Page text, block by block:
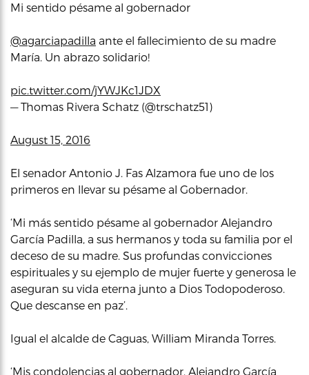
Mi sentido pésame al gobernador
@agarciapadilla ante el fallecimiento de su madre
María. Un abrazo solidario!
pic.twitter.com/jYWJKc1JDX
— Thomas Rivera Schatz (@trschatz51)
August 15, 2016
El senador Antonio J. Fas Alzamora fue uno de los
primeros en llevar su pésame al Gobernador.
‘Mi más sentido pésame al gobernador Alejandro
García Padilla, a sus hermanos y toda su familia por el
deceso de su madre. Sus profundas convicciones
espirituales y su ejemplo de mujer fuerte y generosa le
aseguran su vida eterna junto a Dios Todopoderoso.
Que descanse en paz’.
Igual el alcalde de Caguas, William Miranda Torres.
‘Mis condolencias al gobernador, Alejandro García